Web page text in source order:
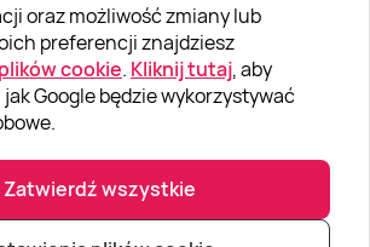
oraz możliwość zmiany lub
preferencji znajdziesz
cookie. Kliknij tutaj, aby
Google będzie wykorzystywać
Zatwierdź wszystkie